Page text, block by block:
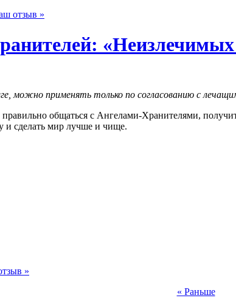
отзыв »
«Неизлечимых
можно применять только по согласованию с
общаться с Ангелами-Хранителями,
и сделать мир лучше и чище.
»
« Раньше